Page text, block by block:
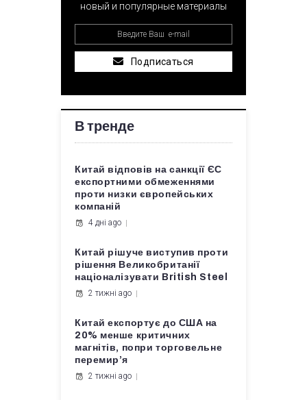
новый и популярные материалы
Подписаться
В тренде
Китай відповів на санкції ЄС
експортними обмеженнями
проти низки європейських
компаній
4 дні ago
Китай рішуче виступив проти
рішення Великобританії
націоналізувати British Steel
2 тижні ago
Китай експортує до США на
20% менше критичних
магнітів, попри торговельне
перемир’я
2 тижні ago